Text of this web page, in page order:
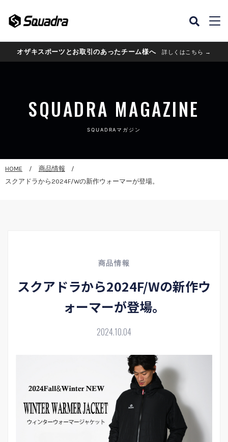
オザキスポーツとお取引のあったチーム様へ 詳しくはこちら →
SQUADRA MAGAZINE
SQUADRAマガジン
HOME
商品情報
スクアドラから2024F/Wの新作ウォーマーが登場。
商品情報
スクアドラから2024F/Wの新作ウ
ォーマーが登場。
2024.10.04